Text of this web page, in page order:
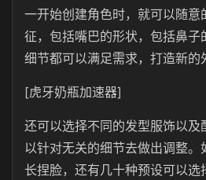
一开始创建角色时，就可以随意
征，包括嘴巴的形状，包括鼻子
细节都可以满足需求，打造新的
[虎牙奶瓶加速器]
还可以选择不同的发型服饰以及
以针对无关的细节去做出调整
长捏脸，还有几十种预设可以选